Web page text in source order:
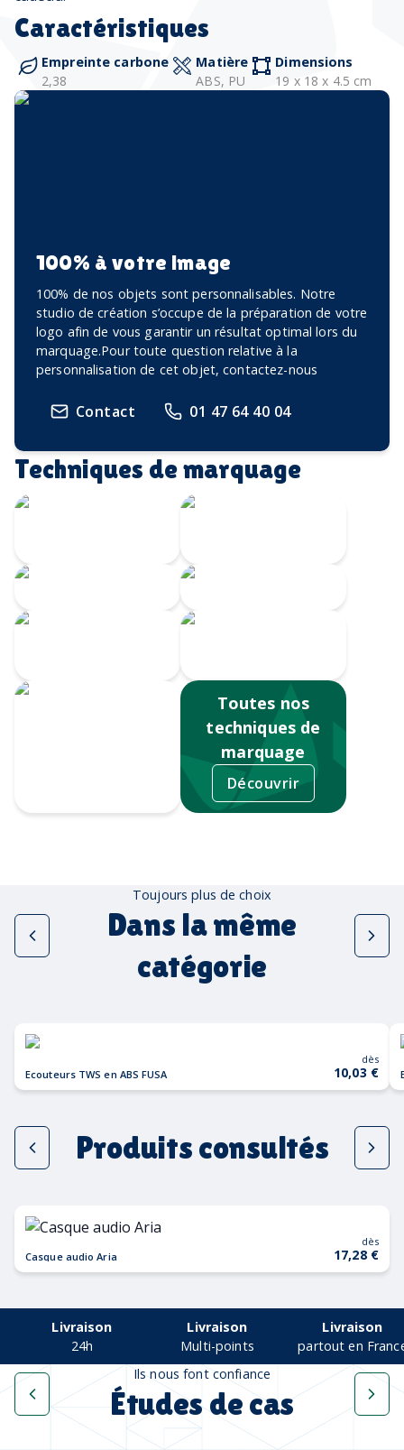
Caractéristiques
Empreinte carbone
2,38
Matière
ABS, PU
Dimensions
19 x 18 x 4.5 cm
100% à votre image
100% de nos objets sont personnalisables. Notre
studio de création s’occupe de la préparation de votre
logo afin de vous garantir un résultat optimal lors du
marquage.Pour toute question relative à la
personnalisation de cet objet, contactez-nous
Contact 01 47 64 40 04
Techniques de marquage
Toutes nos
techniques de
marquage
Découvrir
Toujours plus de choix
Dans la même
catégorie
Ecouteurs TWS en ABS FUSA
dès
10,03 €
Produits consultés
Casque audio Aria
dès
17,28 €
Livraison
24h
Livraison
Multi-points
Livraison
partout en
Ils nous font confiance
Études de cas